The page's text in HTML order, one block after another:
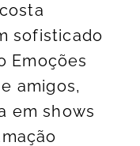
sofisticado
Emoções
amigos,
em shows